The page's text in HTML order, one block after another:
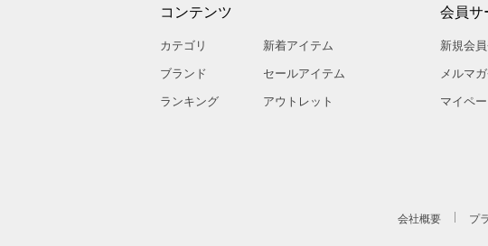
コンテンツ
カテゴリ
ブランド
ランキング
新着アイテム
セールアイテム
アウトレット
会員サ
新規会
メルマ
マイペ
会社概要 プ